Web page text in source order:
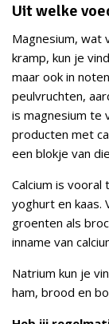
Uit welke
Magnesium, wat
kramp, kun je
maar ook in
peulvruchten,
is magnesium te
producten met
een blokje van
Calcium is vooral
yoghurt en kaas.
groenten als
inname van
Natrium kun je
ham, brood en